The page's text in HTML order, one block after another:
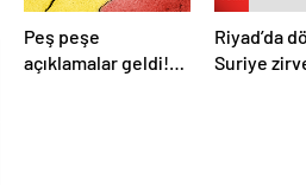
Peş peşe
açıklamalar geldi!
Riyad’da
Suriye